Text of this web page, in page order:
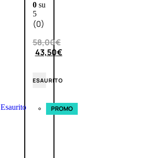
0su
5
(0)
58,00€
43,50€
ESAURITO
Esaurito PROMO